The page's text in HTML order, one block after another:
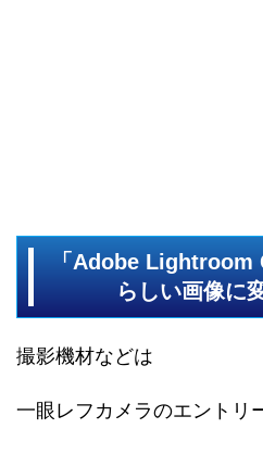
「Adobe Lightroom
らしい画像に
撮影機材などは
一眼レフカメラのエントリ